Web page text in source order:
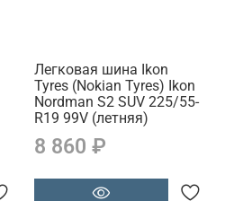
Легковая шина Ikon
Tyres (Nokian Tyres) Ikon
Nordman S2 SUV 225/55-
R19 99V (летняя)
8 860 ₽